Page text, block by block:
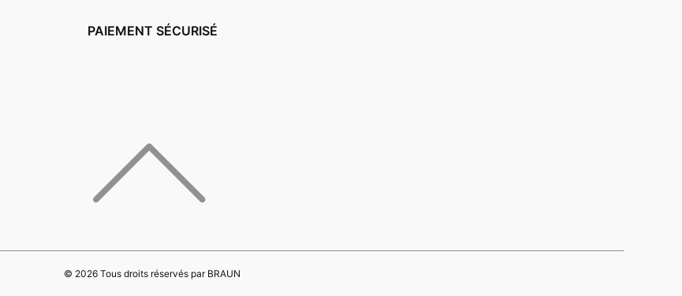
PAIEMENT SÉCURISÉ
© 2026 Tous droits réservés par BRAUN